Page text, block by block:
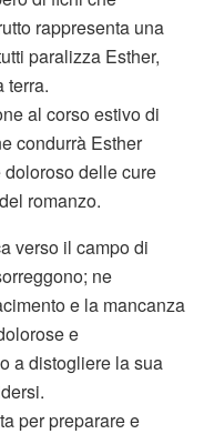
rappresenta una
paralizza Esther,
terra.
al corso estivo di
condurrà Esther
delle cure
romanzo.
verso il campo di
ne
e la mancanza
e
a distogliere la sua
per preparare e